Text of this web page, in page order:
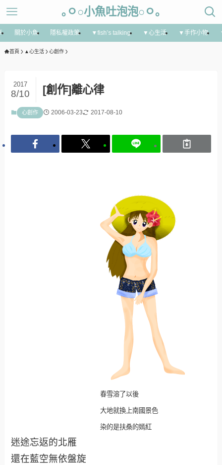
｡ㅇ○小魚吐泡泡○ㅇ｡
關於小魚 隱私權政策 ▼fish’s talking ▼心生活 ▼手作小物
首頁 ▲心生活 心創作
[創作]離心律
2017
8/10
心創作 2006-03-23 2017-08-10
春雪溶了以後
大地就換上南國景色
染的是扶桑的嫣紅
迷途忘返的北雁
還在藍空無依盤旋